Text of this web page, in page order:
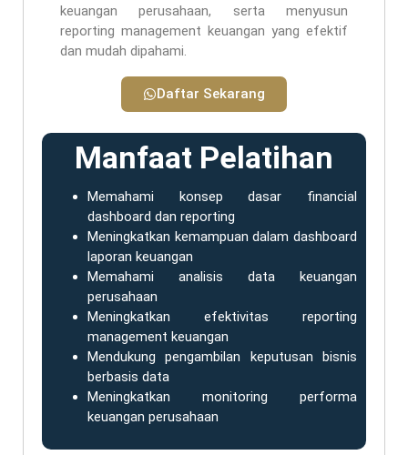
keuangan perusahaan, serta menyusun
reporting management keuangan yang efektif
dan mudah dipahami.
Daftar Sekarang
Manfaat Pelatihan
Memahami konsep dasar financial
dashboard dan reporting
Meningkatkan kemampuan dalam dashboard
laporan keuangan
Memahami analisis data keuangan
perusahaan
Meningkatkan efektivitas reporting
management keuangan
Mendukung pengambilan keputusan bisnis
berbasis data
Meningkatkan monitoring performa
keuangan perusahaan